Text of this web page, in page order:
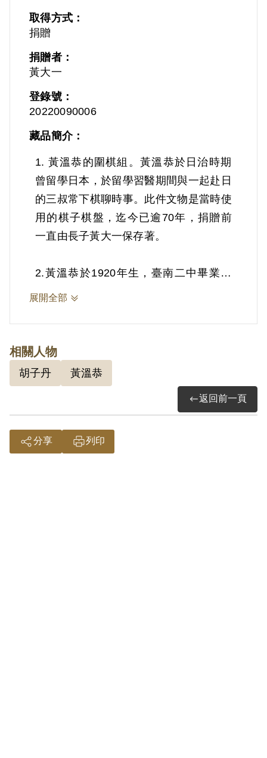
取得方式：
捐贈
捐贈者：
黃大一
登錄號：
20220090006
藏品簡介：
1. 黃溫恭的圍棋組。黃溫恭於日治時期
曾留學日本，於留學習醫期間與一起赴日
的三叔常下棋聊時事。此件文物是當時使
用的棋子棋盤，迄今已逾70年，捐贈前
一直由長子黃大一保存著。
2.黃溫恭於1920年生，臺南二中畢業後
即赴日留學，畢業於日本齒科專門學校。
牙醫師。1952年被控涉及「中央臺灣省
工作委員會燕巢支部案」而遭逮捕。原判
15年，卻遭蔣介石改判死刑，1953年5月
20日受難槍決。
參考資料：
展開全部
相關人物
胡子丹 黃溫恭
返回前一頁
分享 列印